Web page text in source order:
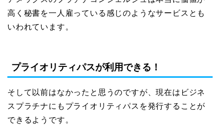
高く秘書を一人雇っている感じのようなサービスとも
いわれています。
プライオリティパスが利用できる！
そして以前はなかったと思うのですが、現在はビジネ
スプラチナにもプライオリティパスを発行することが
できるようです。